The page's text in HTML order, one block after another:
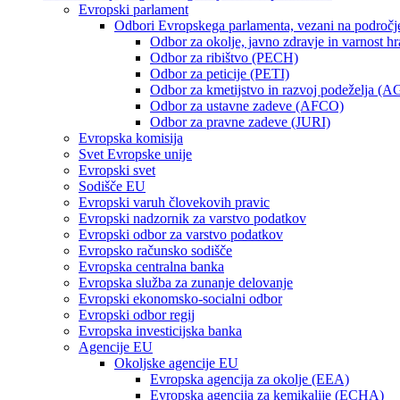
Evropski parlament
Odbori Evropskega parlamenta, vezani na
Odbor za okolje, javno zdravje in varnost
Odbor za ribištvo (PECH)
Odbor za peticije (PETI)
Odbor za kmetijstvo in razvoj podeželja
Odbor za ustavne zadeve (AFCO)
Odbor za pravne zadeve (JURI)
Evropska komisija
Svet Evropske unije
Evropski svet
Sodišče EU
Evropski varuh človekovih pravic
Evropski nadzornik za varstvo podatkov
Evropski odbor za varstvo podatkov
Evropsko računsko sodišče
Evropska centralna banka
Evropska služba za zunanje delovanje
Evropski ekonomsko-socialni odbor
Evropski odbor regij
Evropska investicijska banka
Agencije EU
Okoljske agencije EU
Evropska agencija za okolje (EEA)
Evropska agencija za kemikalije (ECHA)